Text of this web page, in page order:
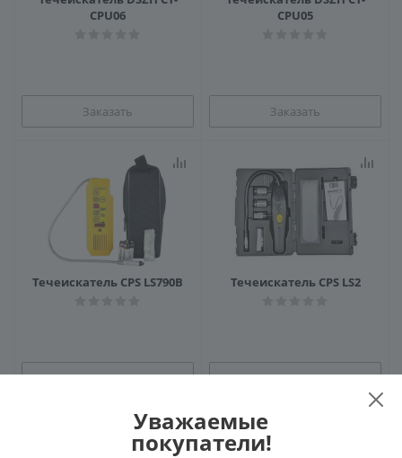
CPU06
Заказать
CPU05
Заказать
Течеискатель CPS LS790B
Заказать
Течеискатель CPS LS2
Заказать
Уважаемые
покупатели!